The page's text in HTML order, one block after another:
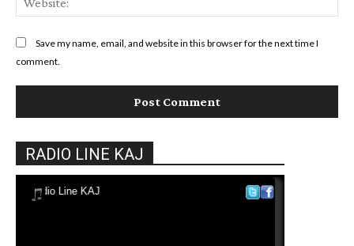
Save my name, email, and website in this browser for the next time I
comment.
RADIO LINE KAJ